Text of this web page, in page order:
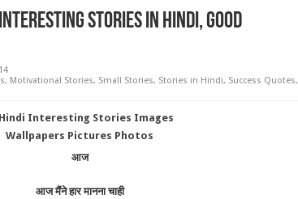
Stories in Hindi, Good
, Motivational Stories, Small Stories, Stories in Hindi, Success Quotes,
आज
आज मैंने हार मानना चाही